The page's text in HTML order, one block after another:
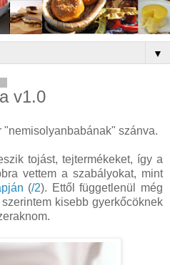
▼
v1.0
"nemisolyanbabának" szánva.
tojást, tejtermékeket, így a
vettem a szabályokat, mint
(/2). Ettől függetlenül még
kisebb gyerkőcöknek